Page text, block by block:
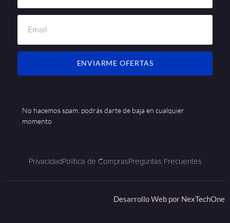
ENVIARME OFERTAS
No hacemos spam, podrás darte de baja en cualquier
momento
PrivacidadPolítica de ComprasPreguntas Frecuentes
Desarrollo Web por NexTechOne